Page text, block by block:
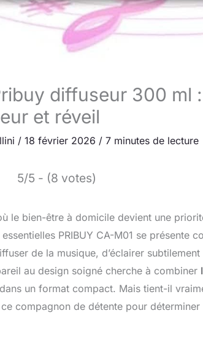
diffuseur 300 ml
et réveil
/ 18 février 2026 / 7 minutes de lecture
5/5 - (8 votes)
le bien-être à domicile devient une
PRIBUY CA-M01 se présente
de la musique, d’éclairer
au design soigné cherche à combiner
dans un format compact. Mais tient-il
compagnon de détente pour